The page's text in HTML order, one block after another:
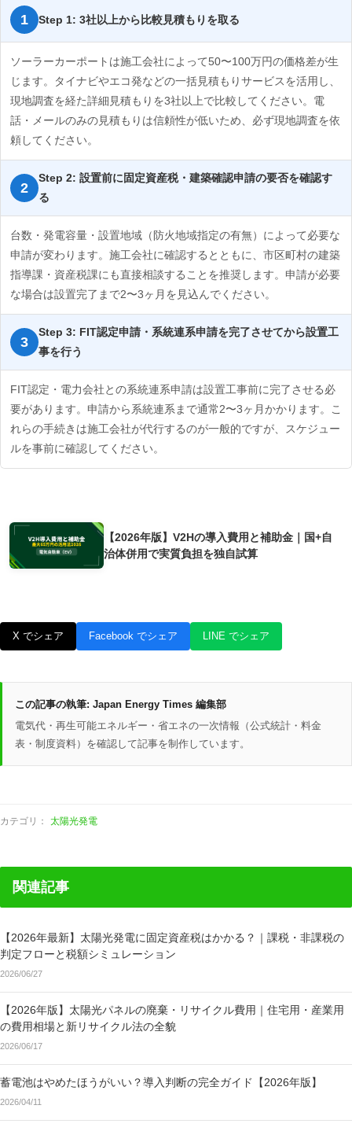
Step 1: 3社以上から比較見積もりを取る
ソーラーカーポートは施工会社によって50〜100万円の価格差が生
じます。タイナビやエコ発などの一括見積もりサービスを活用し、
現地調査を経た詳細見積もりを3社以上で比較してください。電
話・メールのみの見積もりは信頼性が低いため、必ず現地調査を依
頼してください。
Step 2: 設置前に固定資産税・建築確認申請の要否を確認す
る
台数・発電容量・設置地域（防火地域指定の有無）によって必要な
申請が変わります。施工会社に確認するとともに、市区町村の建築
指導課・資産税課にも直接相談することを推奨します。申請が必要
な場合は設置完了まで2〜3ヶ月を見込んでください。
Step 3: FIT認定申請・系統連系申請を完了させてから設置工
事を行う
FIT認定・電力会社との系統連系申請は設置工事前に完了させる必
要があります。申請から系統連系まで通常2〜3ヶ月かかります。こ
れらの手続きは施工会社が代行するのが一般的ですが、スケジュー
ルを事前に確認してください。
【2026年版】V2Hの導入費用と補助金｜国+自
治体併用で実質負担を独自試算
X でシェア Facebook でシェア LINE でシェア
この記事の執筆: Japan Energy Times 編集部
電気代・再生可能エネルギー・省エネの一次情報（公式統計・料金
表・制度資料）を確認して記事を制作しています。
カテゴリ： 太陽光発電
関連記事
【2026年最新】太陽光発電に固定資産税はかかる？｜課税・非課税の
判定フローと税額シミュレーション
2026/06/27
【2026年版】太陽光パネルの廃棄・リサイクル費用｜住宅用・産業用
の費用相場と新リサイクル法の全貌
2026/06/17
蓄電池はやめたほうがいい？導入判断の完全ガイド【2026年版】
2026/04/11